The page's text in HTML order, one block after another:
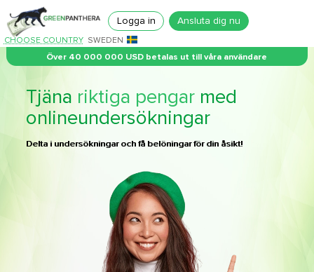
CHOOSE COUNTRY SWEDEN
Logga in Ansluta dig nu
Över 40 000 000 USD betalas ut till våra användare
Tjäna riktiga pengarmed
onlineundersökningar
Delta i undersökningar och få belöningar för din åsikt!